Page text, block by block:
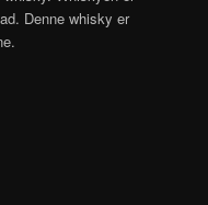
Denne whisky er